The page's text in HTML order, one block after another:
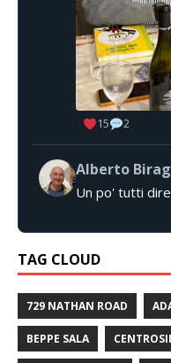
15 2
Alberto
Un po' tutti
TAG CLOUD
729 NATHAN ROAD
BEPPE SALA